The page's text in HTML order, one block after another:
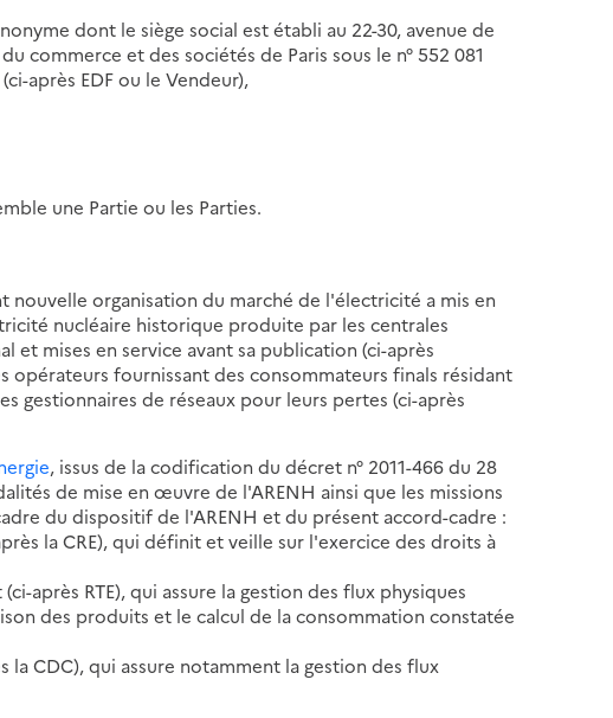
dont le siège social est établi au 22-30, avenue de
commerce et des sociétés de Paris sous le n° 552 081
après EDF ou le Vendeur),
une Partie ou les Parties.
nouvelle organisation du marché de l'électricité a mis en
nucléaire historique produite par les centrales
et mises en service avant sa publication (ci-après
opérateurs fournissant des consommateurs finals résidant
de réseaux pour leurs pertes (ci-après
, issus de la codification du décret n° 2011-466 du 28
de mise en œuvre de l'ARENH ainsi que les missions
du dispositif de l'ARENH et du présent accord-cadre :
la CRE), qui définit et veille sur l'exercice des droits à
après RTE), qui assure la gestion des flux physiques
des produits et le calcul de la consommation constatée
la CDC), qui assure notamment la gestion des flux